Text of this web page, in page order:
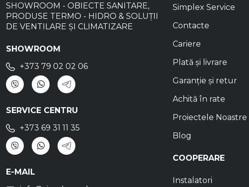
SHOWROOM - OBIECTE SANITARE,
PRODUSE TERMO - HIDRO & SOLUȚII
DE VENTILARE ȘI CLIMATIZARE
SHOWROOM
+373 79 02 02 06
SERVICE CENTRU
+373 69 31 11 35
E-MAIL
Simplex Service
Contacte
Cariere
Plată și livrare
Garanție și retur
Achită în rate
Proiectele Noastre
Blog
COOPERARE
Instalatori